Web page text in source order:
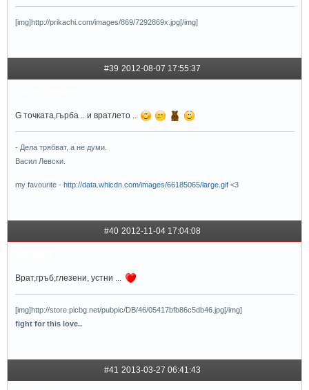
[img]http://prikachi.com/images/869/7292869x.jpg[/img]
#39 2012-08-07 17:55:37
G точката,гърба .. и вратлето ..
- Дела трябват, а не думи.
Васил Левски.
my favourite - http://data.whicdn.com/images/66185065/large.gif <3
#40 2012-11-04 17:04:08
Врат,гръб,глезени, устни ...
[img]http://store.picbg.net/pubpic/DB/46/05417bfb86c5db46.jpg[/img]
fight for this love..
#41 2013-03-27 06:41:43